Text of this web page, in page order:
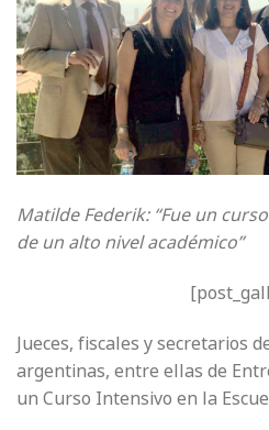
Matilde Federik: “Fue un
de un alto nivel académico”
Jueces, fiscales y secretarios
argentinas, entre ellas de
un Curso Intensivo en la